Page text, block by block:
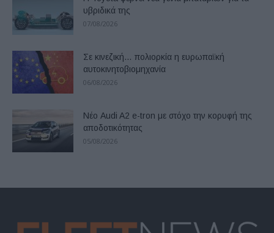
υβριδικά της
07/08/2026
Σε κινεζική… πολιορκία η ευρωπαϊκή
αυτοκινητοβιομηχανία
06/08/2026
Νέο Audi A2 e-tron με στόχο την κορυφή της
αποδοτικότητας
05/08/2026